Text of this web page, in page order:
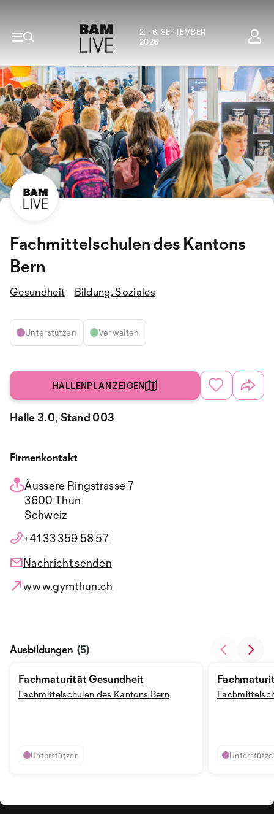
2. - 6. SEPTEMBER
2026
Fachmittelschulen des Kantons
Bern
Gesundheit Bildung, Soziales
Unterstützen Verwalten
HALLENPLAN ZEIGEN
Halle 3.0, Stand 003
Firmenkontakt
Äussere Ringstrasse 7
3600 Thun
Schweiz
+41 33 359 58 57
Nachricht senden
www.gymthun.ch
Fachmaturität Gesundheit
Fachmittelschulen des Kantons Bern
Unterstützen
Ausbildungen (5)